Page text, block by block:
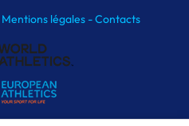
Mentions légales -Contacts